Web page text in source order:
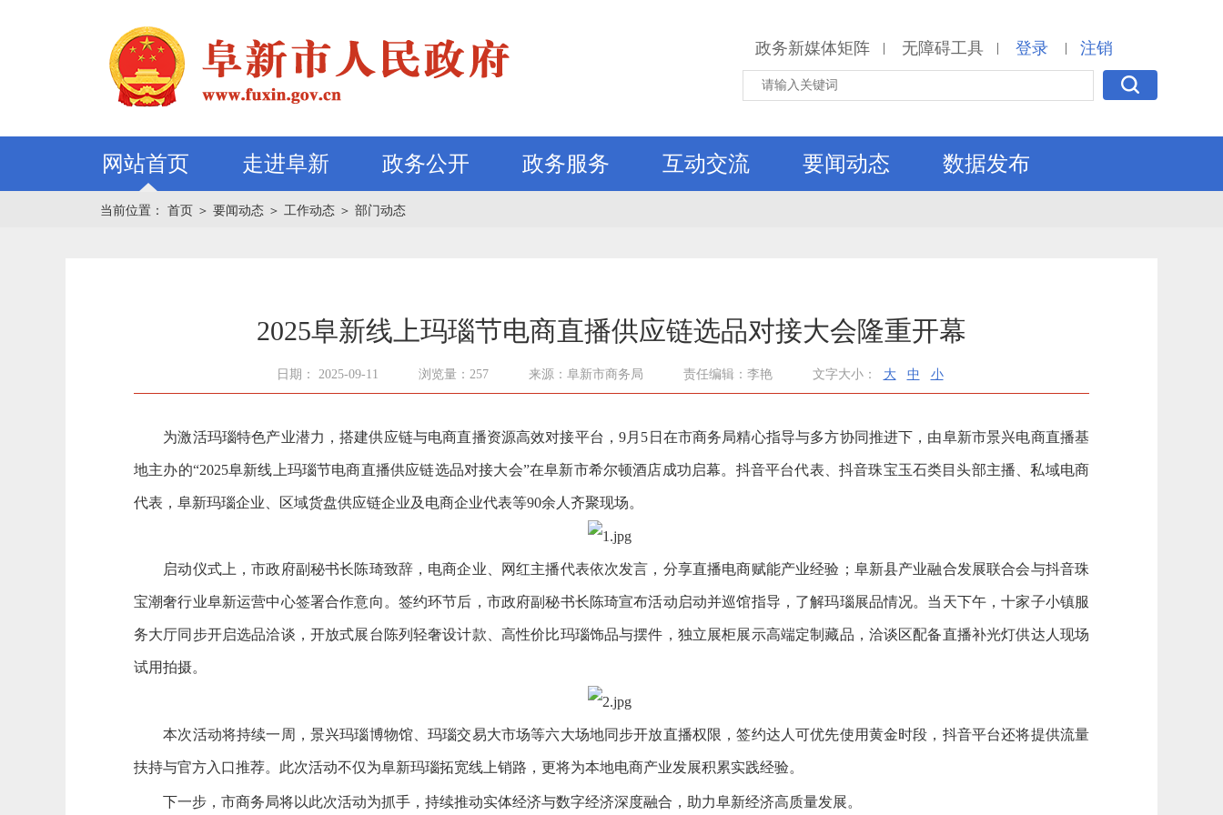
政务新媒体矩阵 | 无障碍工具 | 登录 | 注销
网站首页 走进阜新 政务公开 政务服务 互动交流 要闻动态 数据发布
当前位置： 首页 ＞ 要闻动态 ＞ 工作动态 ＞ 部门动态
2025阜新线上玛瑙节电商直播供应链选品对接大会隆重开幕
日期： 2025-09-11 浏览量：257 来源：阜新市商务局 责任编辑：李艳 文字大小： 大 中 小
为激活玛瑙特色产业潜力，搭建供应链与电商直播资源高效对接平台，9月5日在市商务局精心指导与多方协同推进下，由阜新市景兴电商直播基
地主办的“2025阜新线上玛瑙节电商直播供应链选品对接大会”在阜新市希尔顿酒店成功启幕。抖音平台代表、抖音珠宝玉石类目头部主播、私域电商
代表，阜新玛瑙企业、区域货盘供应链企业及电商企业代表等90余人齐聚现场。
启动仪式上，市政府副秘书长陈琦致辞，电商企业、网红主播代表依次发言，分享直播电商赋能产业经验；阜新县产业融合发展联合会与抖音珠
宝潮奢行业阜新运营中心签署合作意向。签约环节后，市政府副秘书长陈琦宣布活动启动并巡馆指导，了解玛瑙展品情况。当天下午，十家子小镇服
务大厅同步开启选品洽谈，开放式展台陈列轻奢设计款、高性价比玛瑙饰品与摆件，独立展柜展示高端定制藏品，洽谈区配备直播补光灯供达人现场
试用拍摄。
本次活动将持续一周，景兴玛瑙博物馆、玛瑙交易大市场等六大场地同步开放直播权限，签约达人可优先使用黄金时段，抖音平台还将提供流量
扶持与官方入口推荐。此次活动不仅为阜新玛瑙拓宽线上销路，更将为本地电商产业发展积累实践经验。
下一步，市商务局将以此次活动为抓手，持续推动实体经济与数字经济深度融合，助力阜新经济高质量发展。